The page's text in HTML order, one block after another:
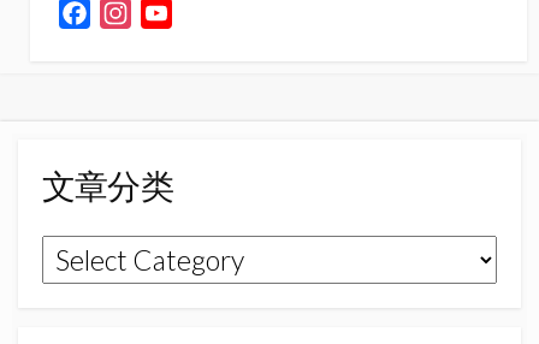
o
o
k
r
a
m
C
h
文章分类
文
章